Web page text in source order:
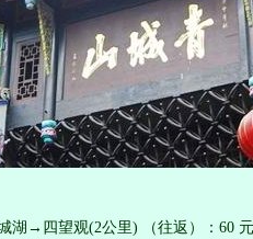
湖→四望观(2公里) （往返）：60 元